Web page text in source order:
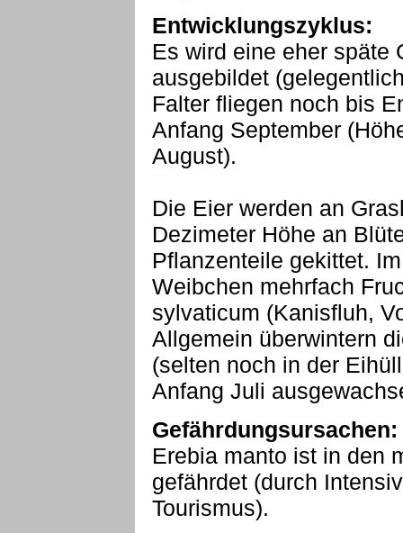
Entwicklungszyklus:
Es wird eine eher späte
ausgebildet
Falter fliegen noch bis
Anfang September
August).
Die Eier werden an
Dezimeter Höhe an
Pflanzenteile gekittet.
Weibchen mehrfach
sylvaticum (Kanisfluh,
Allgemein überwintern
(selten noch in der
Anfang Juli
Gefährdungsursachen:
Erebia manto ist in den
gefährdet (durch
Tourismus).